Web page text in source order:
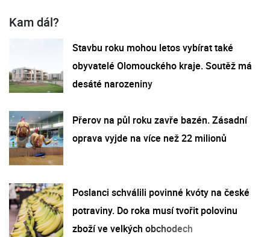
Kam dál?
Stavbu roku mohou letos vybírat také
obyvatelé Olomouckého kraje. Soutěž má
desáté narozeniny
Přerov na půl roku zavře bazén. Zásadní
oprava vyjde na více než 22 milionů
Poslanci schválili povinné kvóty na české
potraviny. Do roka musí tvořit polovinu
zboží ve velkých obchodech